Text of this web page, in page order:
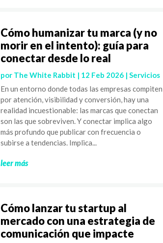
Cómo humanizar tu marca (y no
morir en el intento): guía para
conectar desde lo real
por The White Rabbit | 12 Feb 2026| Servicios
En un entorno donde todas las empresas compiten
por atención, visibilidad y conversión, hay una
realidad incuestionable: las marcas que conectan
son las que sobreviven. Y conectar implica algo
más profundo que publicar con frecuencia o
subirse a tendencias. Implica...
leer más
Cómo lanzar tu startup al
mercado con una estrategia de
comunicación que impacte